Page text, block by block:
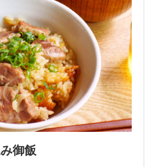
御飯